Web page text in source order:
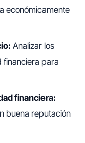
económicamente
Analizar los
financiera para
financiera:
buena reputación